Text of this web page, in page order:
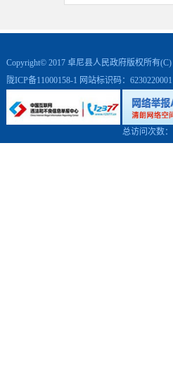
Copyright© 2017 卓尼县人民政府版权所有
陇ICP备11000158-1 网站标识码：
总访问次数：